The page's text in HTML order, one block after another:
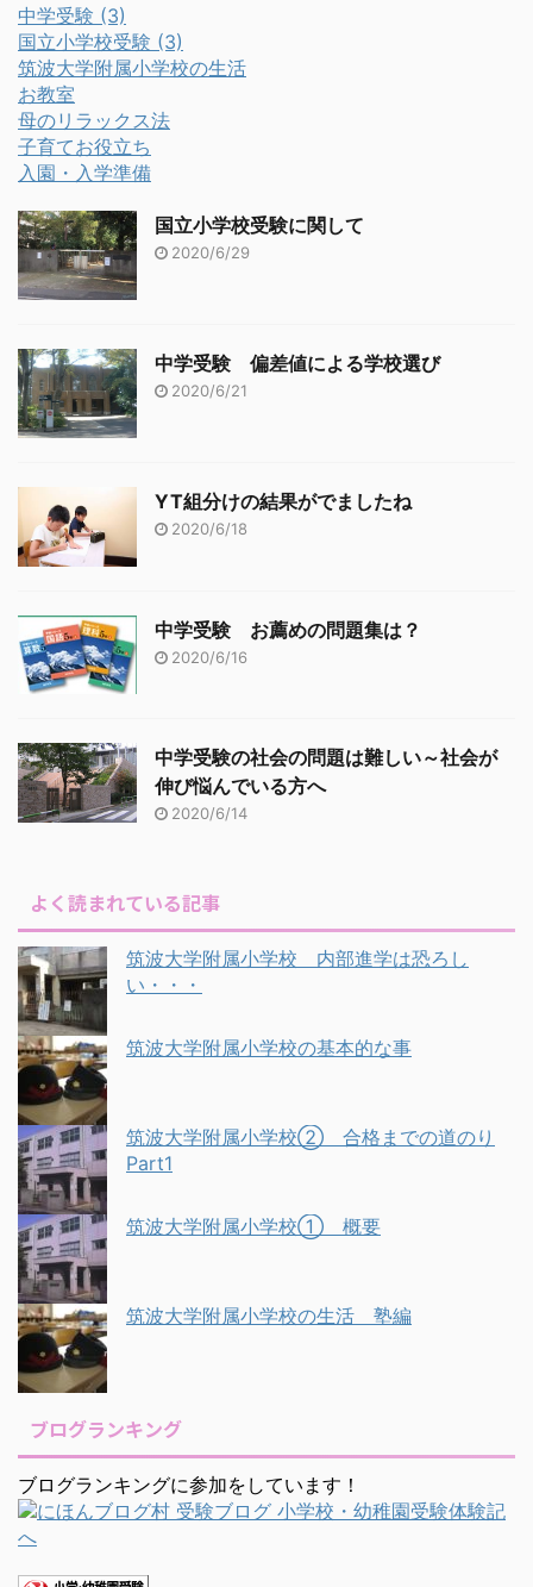
中学受験 (3)
国立小学校受験 (3)
筑波大学附属小学校の生活
お教室
母のリラックス法
子育てお役立ち
入園・入学準備
国立小学校受験に関して
2020/6/29
中学受験 偏差値による学校選び
2020/6/21
YT組分けの結果がでましたね
2020/6/18
中学受験 お薦めの問題集は？
2020/6/16
中学受験の社会の問題は難しい～社会が
伸び悩んでいる方へ
2020/6/14
よく読まれている記事
筑波大学附属小学校 内部進学は恐ろし
い・・・
筑波大学附属小学校の基本的な事
筑波大学附属小学校② 合格までの道のり
Part1
筑波大学附属小学校① 概要
筑波大学附属小学校の生活 塾編
ブログランキング
ブログランキングに参加をしています！